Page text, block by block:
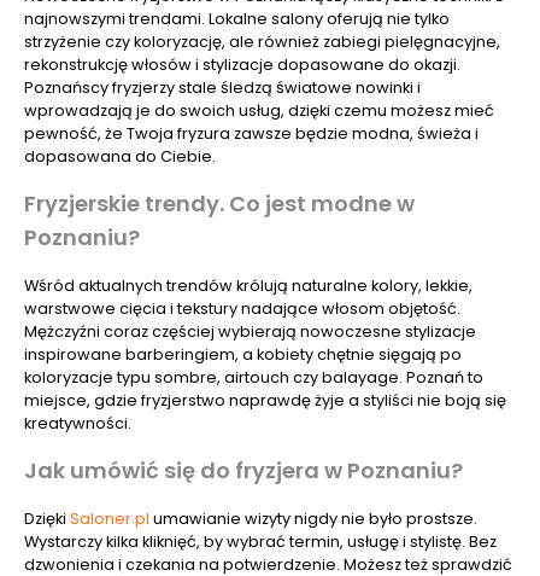
najnowszymi trendami. Lokalne salony oferują nie tylko
strzyżenie czy koloryzację, ale również zabiegi pielęgnacyjne,
rekonstrukcję włosów i stylizacje dopasowane do okazji.
Poznańscy fryzjerzy stale śledzą światowe nowinki i
wprowadzają je do swoich usług, dzięki czemu możesz mieć
pewność, że Twoja fryzura zawsze będzie modna, świeża i
dopasowana do Ciebie.
Fryzjerskie trendy. Co jest modne w
Poznaniu?
Wśród aktualnych trendów królują naturalne kolory, lekkie,
warstwowe cięcia i tekstury nadające włosom objętość.
Mężczyźni coraz częściej wybierają nowoczesne stylizacje
inspirowane barberingiem, a kobiety chętnie sięgają po
koloryzacje typu sombre, airtouch czy balayage. Poznań to
miejsce, gdzie fryzjerstwo naprawdę żyje a styliści nie boją się
kreatywności.
Jak umówić się do fryzjera w Poznaniu?
Dzięki Saloner.pl umawianie wizyty nigdy nie było prostsze.
Wystarczy kilka kliknięć, by wybrać termin, usługę i stylistę. Bez
dzwonienia i czekania na potwierdzenie. Możesz też sprawdzić